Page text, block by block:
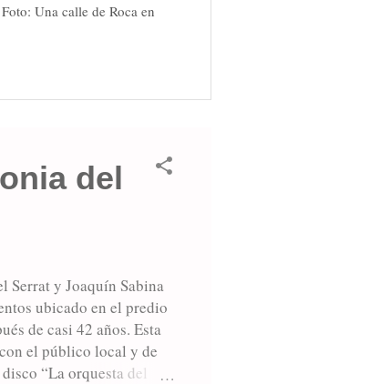
Una calle de Roca en
del
Serrat y Joaquín Sabina
ubicado en el predio
de casi 42 años. Esta
el público local y de
“La orquesta del